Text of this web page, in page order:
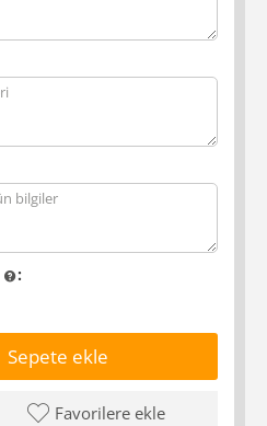
:
Sepete ekle
Favorilere ekle